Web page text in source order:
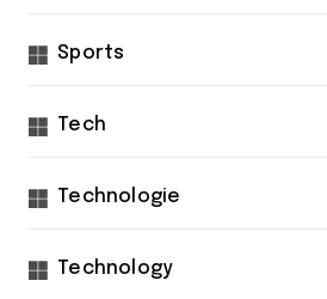
Sports
Tech
Technologie
Technology